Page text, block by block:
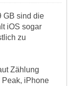
GB sind die
iOS sogar
zu
Zählung
Peak, iPhone